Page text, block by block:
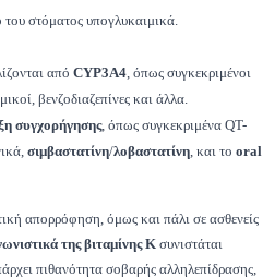
στόματος υπογλυκαιμικά.
από CYP3A4, όπως συγκεκριμένοι
βενζοδιαζεπίνες και άλλα.
συγχορήγησης, όπως συγκεκριμένα QT-
σιμβαστατίνη/λοβαστατίνη, και το oral
απορρόφηση, όμως και πάλι σε ασθενείς
της βιταμίνης Κσυνιστάται
πιθανότητα σοβαρής αλληλεπίδρασης,